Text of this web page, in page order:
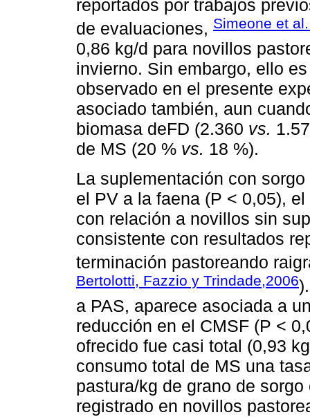
reportados por trabajos
de evaluaciones, Simeone et
0,86 kg/d para novillos
invierno. Sin embargo, ello
observado en el presente
asociado también, aun
biomasa deFD (2.360 vs.
de MS (20 % vs. 18 %).
La suplementación con
el PV a la faena (P < 0,05),
con relación a novillos sin
consistente con resultados
terminación pastoreando
Bertolotti, Fazzio y Trindade,2006
a PAS, aparece asociada a
reducción en el CMSF (P <
ofrecido fue casi total (0,93
consumo total de MS una
pastura/kg de grano de
registrado en novillos